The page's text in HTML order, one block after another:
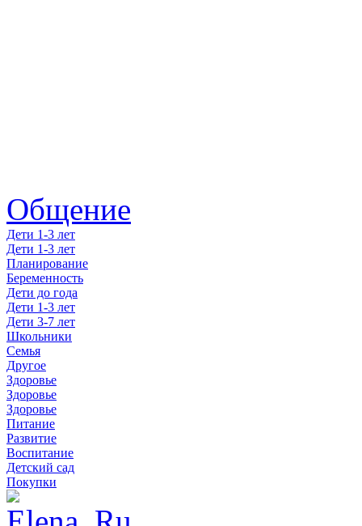
Общение
Дети 1-3 лет
Дети 1-3 лет
Планирование
Беременность
Дети до года
Дети 1-3 лет
Дети 3-7 лет
Школьники
Семья
Другое
Здоровье
Здоровье
Здоровье
Питание
Развитие
Воспитание
Детский сад
Покупки